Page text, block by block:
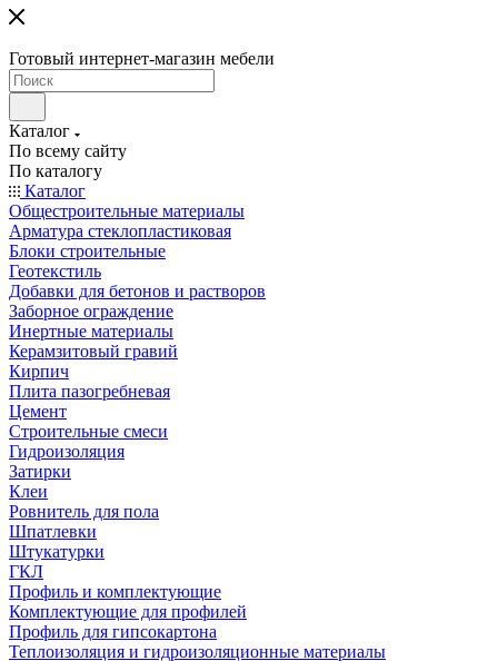
Готовый интернет-магазин мебели
Каталог
По всему сайту
По каталогу
Каталог
Общестроительные материалы
Арматура стеклопластиковая
Блоки строительные
Геотекстиль
Добавки для бетонов и растворов
Заборное ограждение
Инертные материалы
Керамзитовый гравий
Кирпич
Плита пазогребневая
Цемент
Строительные смеси
Гидроизоляция
Затирки
Клеи
Ровнитель для пола
Шпатлевки
Штукатурки
ГКЛ
Профиль и комплектующие
Комплектующие для профилей
Профиль для гипсокартона
Теплоизоляция и гидроизоляционные материалы